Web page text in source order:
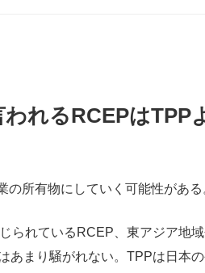
れるRCEPはTPP
所有物にしていく可能性がある
られているRCEP、東アジア地
あまり騒がれない。TPPは日本の